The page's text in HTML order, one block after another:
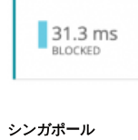
シンガポール